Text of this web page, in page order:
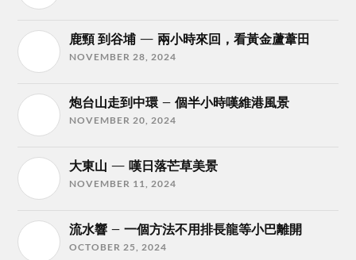
鹿頸 到谷埔 — 兩小時來回，看黃金蘆葦田
NOVEMBER 28, 2024
炮台山走到中環 – 個半小時嘆維港風景
NOVEMBER 20, 2024
大東山 — 嘆日落芒草美景
NOVEMBER 11, 2024
流水響 – 一個方法不用排長龍等小巴離開
OCTOBER 25, 2024